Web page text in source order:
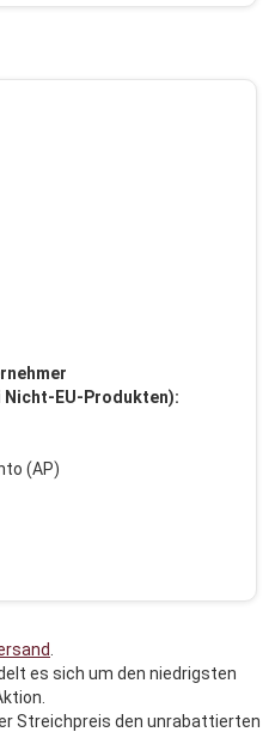
Nicht-EU-Produkten):
(AP)
es sich um den niedrigsten
Streichpreis den unrabattierten